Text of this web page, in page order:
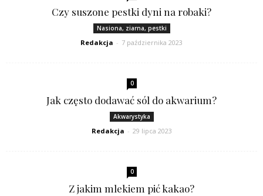
Czy suszone pestki dyni na robaki?
Nasiona, ziarna, pestki
Redakcja - 7 października 2023
0
Jak często dodawać sól do akwarium?
Akwarystyka
Redakcja - 29 lipca 2023
0
Z jakim mlekiem pić kakao?